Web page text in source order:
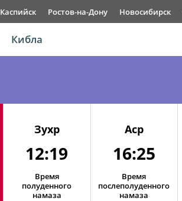
Каспийск Ростов-на-Дону Новосибирск
Кибла
Зухр
12:19
Время
полуденного
намаза
Аср
16:25
Время
послеполуденного
намаза